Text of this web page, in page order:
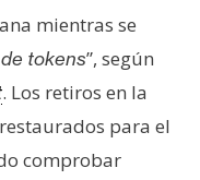
mientras se
tokens”, según
. Los retiros en la
para el
comprobar